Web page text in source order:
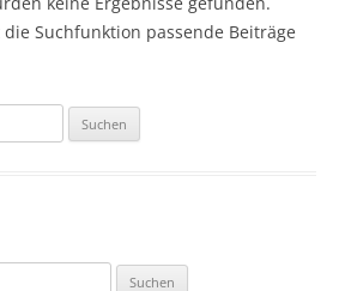
Suchfunktion passende Beiträge